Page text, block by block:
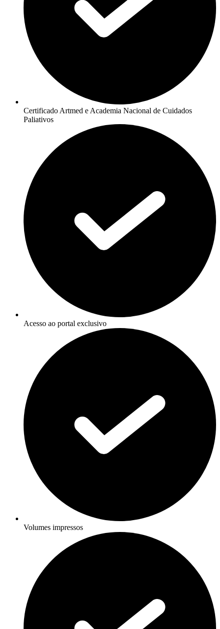
Certificado Artmed e Academia Nacional de Cuidados
Paliativos
Acesso ao portal exclusivo
Volumes impressos